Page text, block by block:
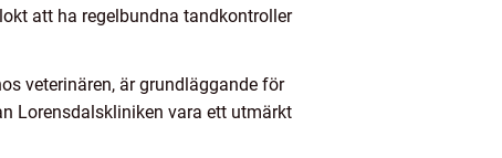
att ha regelbundna tandkontroller
veterinären, är grundläggande för
Lorensdalskliniken vara ett utmärkt